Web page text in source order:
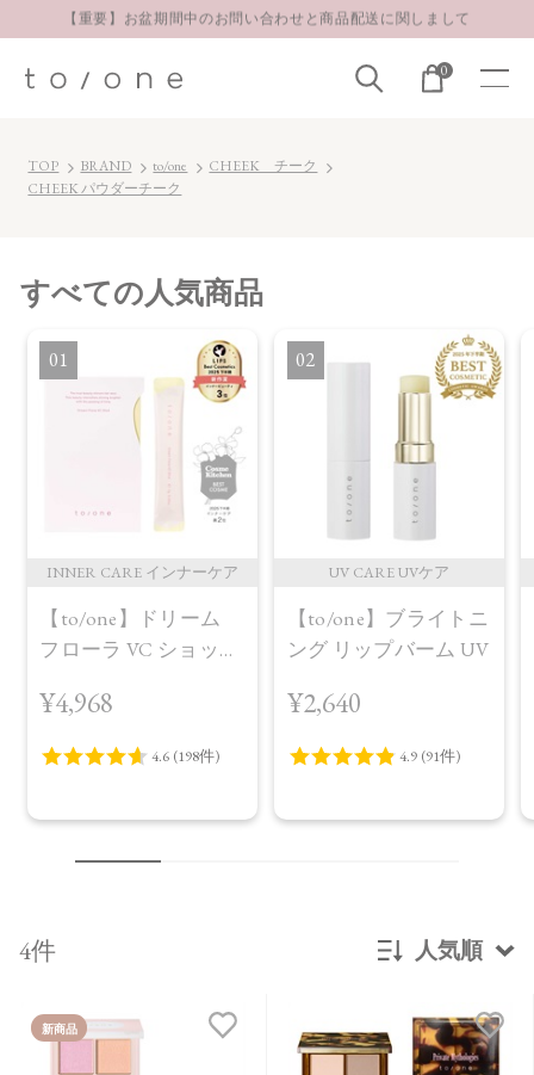
【重要】お盆期間中のお問い合わせと商品配送に関しまして
LINE お友達登録 500円OFFクーポンプレゼント
0
TOP BRAND to/one
CHEEK チーク
CHEEK パウダーチーク
すべての人気商品
1
INNER CARE インナーケア
【to/one】ドリーム
フローラ VC ショット
¥4,968
2
UV CARE UVケア
【to/one】ブライトニ
ング リップバーム UV
¥2,640
4件 人気順
発売日順
新商品